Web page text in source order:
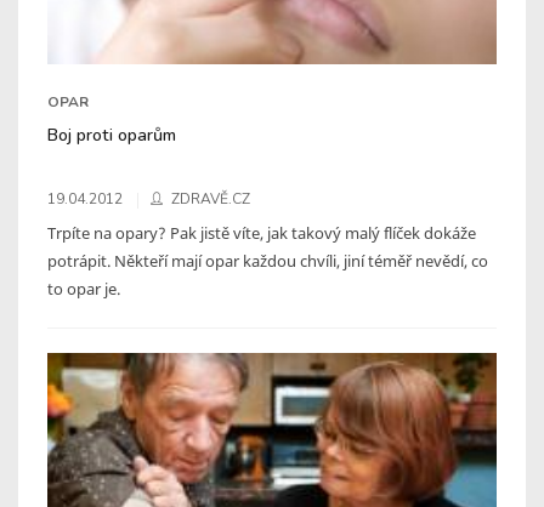
OPAR
Boj proti oparům
19.04.2012 ZDRAVĚ.CZ
Trpíte na opary? Pak jistě víte, jak takový malý flíček dokáže
potrápit. Někteří mají opar každou chvíli, jiní téměř nevědí, co
to opar je.